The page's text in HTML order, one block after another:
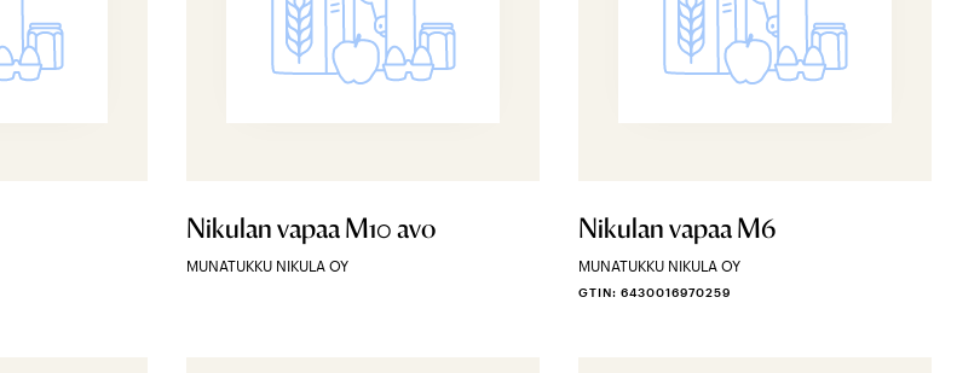
Nikulan vapaa M10 avo
MUNATUKKU NIKULA OY
Nikulan vapaa M6
MUNATUKKU NIKULA OY
GTIN: 6430016970259